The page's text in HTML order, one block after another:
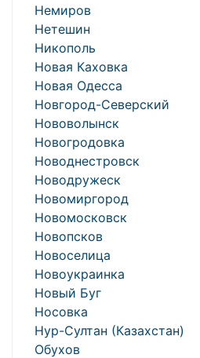
Немиров
Нетешин
Никополь
Новая Каховка
Новая Одесса
Новгород-Северский
Нововолынск
Новогродовка
Новоднестровск
Новодружеск
Новомиргород
Новомосковск
Новопсков
Новоселица
Новоукраинка
Новый Буг
Носовка
Нур-Султан (Казахстан)
Обухов